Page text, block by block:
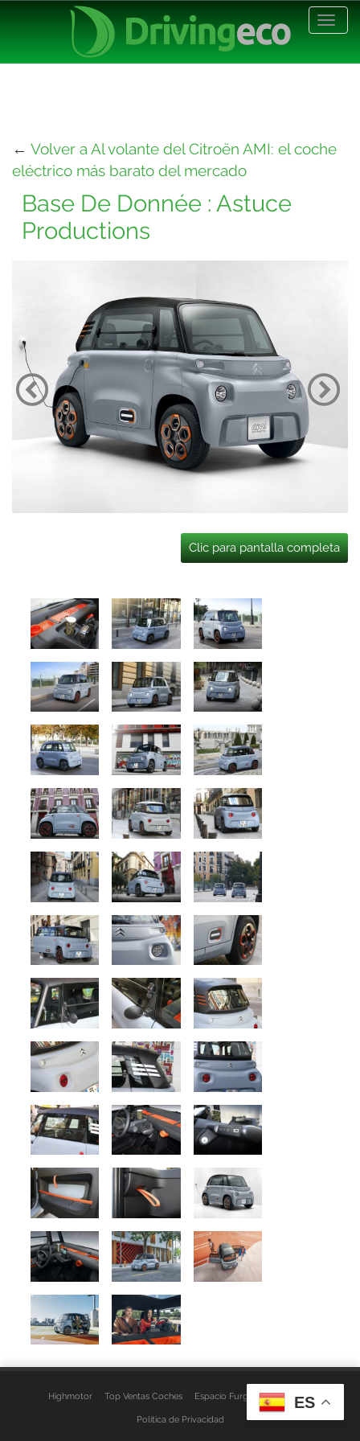
← Volver a Al volante del Citroën AMI: el coche
eléctrico más barato del mercado
Base De Donnée : Astuce
Productions
Clic para pantalla completa
Highmotor Top Ventas Coches Espacio Furgo Aviso Legal
Política de Privacidad
ES